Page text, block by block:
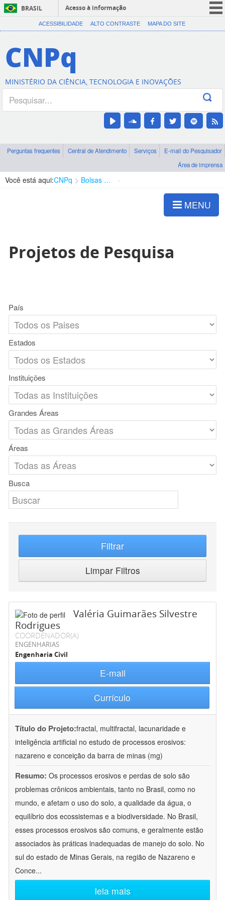
BRASIL
Acesso à informação
CORONAVÍRUS (COVID-19)
Canais
ACESSIBILIDADE ALTO CONTRASTE MAPA DO SITE
CNPq
MINISTÉRIO DA CIÊNCIA, TECNOLOGIA E INOVAÇÕES
Perguntas frequentes Central de Atendimento Serviços
E-mail do Pesquisador
Área de imprensa
Você está aqui:CNPq Bolsas e Auxílios Vigentes
MENU
Projetos de Pesquisa
País
Estados
Instituições
Grandes Áreas
Áreas
Busca
Filtrar
Limpar Filtros
Valéria Guimarães Silvestre
Rodrigues
COORDENADOR(A)
ENGENHARIAS
Engenharia Civil
E-mail
Currículo
Título do Projeto:fractal, multifractal, lacunaridade e
inteligência artificial no estudo de processos erosivos:
nazareno e conceição da barra de minas (mg)
Resumo: Os processos erosivos e perdas de solo são
problemas crônicos ambientais, tanto no Brasil, como no
mundo, e afetam o uso do solo, a qualidade da água, o
equilíbrio dos ecossistemas e a biodiversidade. No Brasil,
esses processos erosivos são comuns, e geralmente estão
associados às práticas inadequadas de manejo do solo. No
sul do estado de Minas Gerais, na região de Nazareno e
Conce...
leia mais